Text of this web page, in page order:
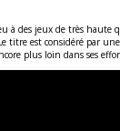
à des jeux de très haute
titre est considéré par
plus loin dans ses